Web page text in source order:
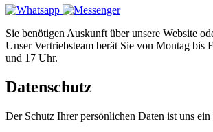
Sie benötigen Auskunft über unsere Website
Unser Vertriebsteam berät Sie von Montag bis
und 17 Uhr.
Datenschutz
Der Schutz Ihrer persönlichen Daten ist uns